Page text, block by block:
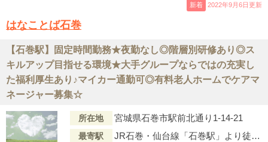
新着 2022年9月6日更新
はなことば石巻
【石巻駅】固定時間勤務★夜勤なし◎階層別研修あり◎ス
キルアップ目指せる環境★大手グループならではの充実し
た福利厚生あり♪マイカー通勤可◎有料老人ホームでケアマ
ネージャー募集☆
所在地 宮城県石巻市駅前北通り1-14-21
最寄駅 JR石巻・仙台線「石巻駅」より徒歩9分